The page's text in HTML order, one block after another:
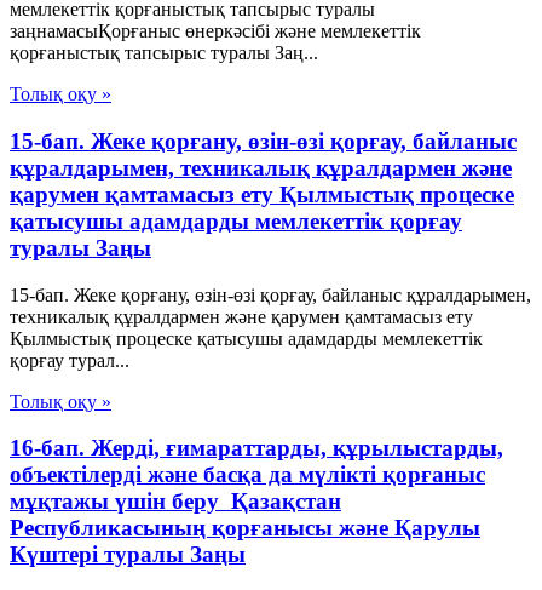
мемлекеттік қорғаныстық тапсырыс туралы
заңнамасыҚорғаныс өнеркәсібі және мемлекеттік
қорғаныстық тапсырыс туралы Заң...
Толық оқу »
15-бап. Жеке қорғану, өзін-өзі қорғау, байланыс
құралдарымен, техникалық құралдармен және
қарумен қамтамасыз ету Қылмыстық процеске
қатысушы адамдарды мемлекеттік қорғау
туралы Заңы
15-бап. Жеке қорғану, өзін-өзі қорғау, байланыс құралдарымен,
техникалық құралдармен және қарумен қамтамасыз ету
Қылмыстық процеске қатысушы адамдарды мемлекеттік
қорғау турал...
Толық оқу »
16-бап. Жердi, ғимараттарды, құрылыстарды,
объектiлердi және басқа да мүлікті қорғаныс
мұқтажы үшiн беру Қазақстан
Республикасының қорғанысы және Қарулы
Күштері туралы Заңы